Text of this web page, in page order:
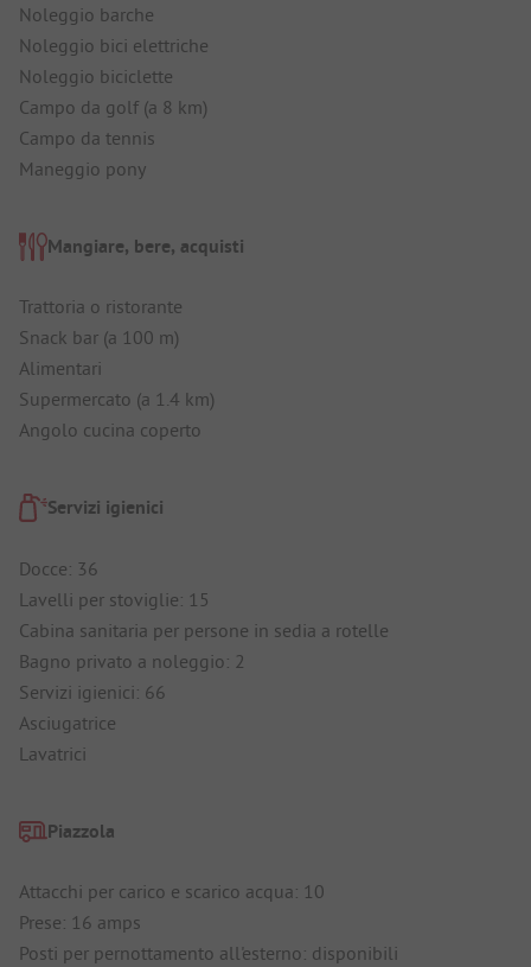
Noleggio barche
Noleggio bici elettriche
Noleggio biciclette
Campo da golf (a 8 km)
Campo da tennis
Maneggio pony
Mangiare, bere, acquisti
Trattoria o ristorante
Snack bar (a 100 m)
Alimentari
Supermercato (a 1.4 km)
Angolo cucina coperto
Servizi igienici
Docce: 36
Lavelli per stoviglie: 15
Cabina sanitaria per persone in sedia a rotelle
Bagno privato a noleggio: 2
Servizi igienici: 66
Asciugatrice
Lavatrici
Piazzola
Attacchi per carico e scarico acqua: 10
Prese: 16 amps
Posti per pernottamento all'esterno: disponibili